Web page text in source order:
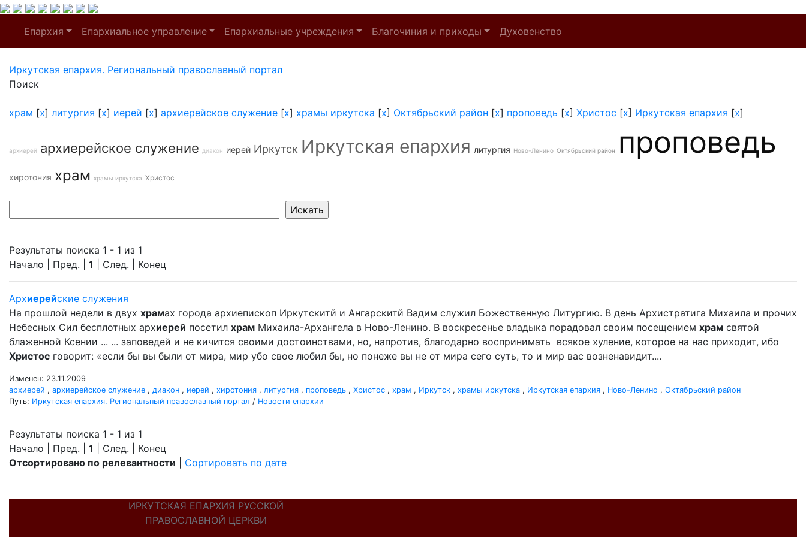
Епархия Епархиальное управление Епархиальные учреждения Благочиния и приходы Духовенство
Иркутская епархия. Региональный православный портал
Поиск
храм [x] литургия [x] иерей [x] архиерейское служение [x] храмы иркутска [x] Октябрьский район [x] проповедь [x] Христос [x] Иркутская епархия [x]
архиерей архиерейское служение диакон иерей Иркутск Иркутская епархия литургия Ново-Ленино Октябрьский район проповедь
хиротония храм храмы иркутска Христос
Результаты поиска 1 - 1 из 1
Начало | Пред. | 1 | След. | Конец
Архиерейские служения
На прошлой недели в двух храмах города архиепископ Иркутскитй и Ангарскитй Вадим служил Божественную Литургию. В день Архистратига Михаила и прочих
Небесных Сил бесплотных архиерей посетил храм Михаила-Архангела в Ново-Ленино. В воскресенье владыка порадовал своим посещением храм святой
блаженной Ксении ... ... заповедей и не кичится своими достоинствами, но, напротив, благодарно воспринимать всякое хуление, которое на нас приходит, ибо
Христос говорит: «если бы вы были от мира, мир убо свое любил бы, но понеже вы не от мира сего суть, то и мир вас возненавидит....
Изменен: 23.11.2009
архиерей , архиерейское служение , диакон , иерей , хиротония , литургия , проповедь , Христос , храм , Иркутск , храмы иркутска , Иркутская епархия , Ново-Ленино , Октябрьский район
Путь: Иркутская епархия. Региональный православный портал / Новости епархии
Результаты поиска 1 - 1 из 1
Начало | Пред. | 1 | След. | Конец
Отсортировано по релевантности
Сортировать по дате
ИРКУТСКАЯ ЕПАРХИЯ РУССКОЙ
ПРАВОСЛАВНОЙ ЦЕРКВИ